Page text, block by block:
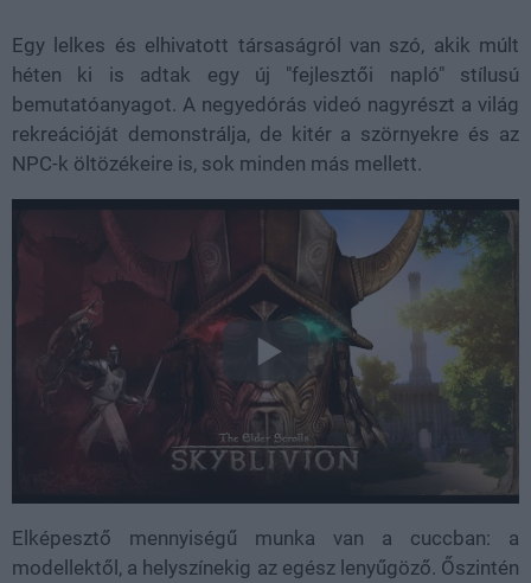
Egy lelkes és elhivatott társaságról van szó, akik múlt
héten ki is adtak egy új "fejlesztői napló" stílusú
bemutatóanyagot. A negyedórás videó nagyrészt a világ
rekreációját demonstrálja, de kitér a szörnyekre és az
NPC-k öltözékeire is, sok minden más mellett.
Elképesztő mennyiségű munka van a cuccban: a
modellektől, a helyszínekig az egész lenyűgöző. Őszintén